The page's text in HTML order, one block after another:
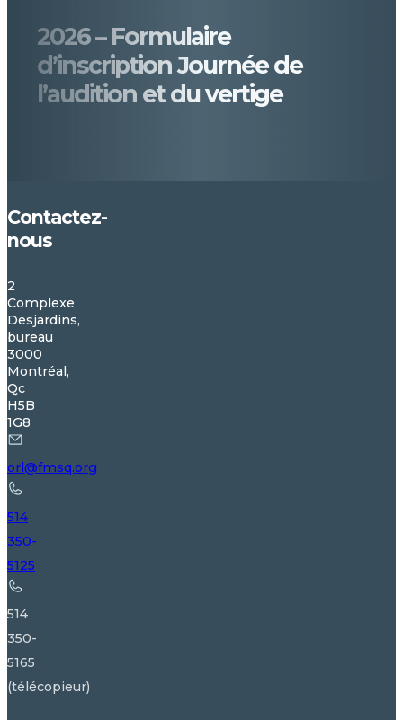
2026 – Formulaire
d’inscription Journée de
l’audition et du vertige
Contactez-
nous
2
Complexe
Desjardins,
bureau
3000
Montréal,
Qc
H5B
1G8
orl@fmsq.org
514
350-
5125
514
350-
5165
(télécopieur)